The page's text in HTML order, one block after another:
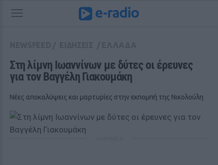
Στη λίμνη Ιωαννίνων με δύτες οι έρευνες
για τον Βαγγέλη Γιακουμάκη
Νέες αποκαλύψεις και μαρτυρίες στην εκπομπή της Νικολούλη